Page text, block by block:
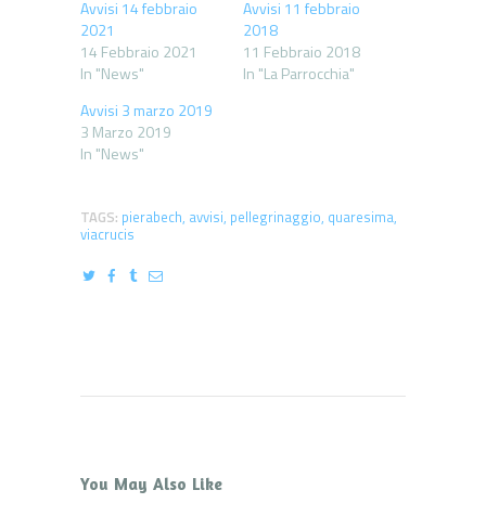
Avvisi 14 febbraio
2021
14 Febbraio 2021
In "News"
Avvisi 11 febbraio
2018
11 Febbraio 2018
In "La Parrocchia"
Avvisi 3 marzo 2019
3 Marzo 2019
In "News"
TAGS: pierabech, avvisi, pellegrinaggio, quaresima,
viacrucis
You May Also Like